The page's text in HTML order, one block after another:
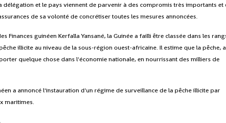
et le pays viennent de parvenir à des compromis très importants et
de sa volonté de concrétiser toutes les mesures annoncées.
Finances guinéen Kerfalla Yansané, la Guinée a failli être classée dans les
illicite au niveau de la sous-région ouest-africaine. Il estime que la pêche,
quelque chose dans l'économie nationale, en nourrissant des milliers de
a annoncé l'instauration d'un régime de surveillance de la pêche illicite par
maritimes.